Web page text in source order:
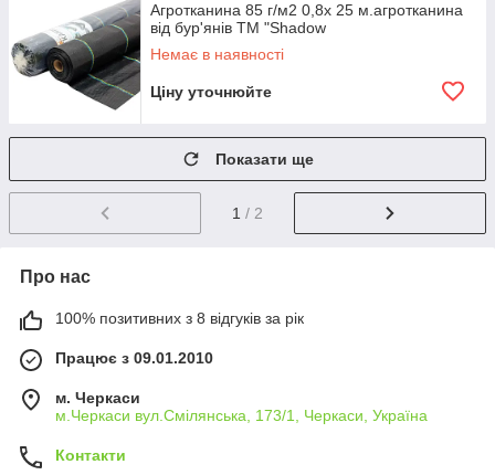
Агротканина 85 г/м2 0,8х 25 м.агротканина
від бур'янів ТМ "Shadow
Немає в наявності
Ціну уточнюйте
Показати ще
1 / 2
Про нас
100% позитивних з 8 відгуків за рік
Працює з 09.01.2010
м. Черкаси
м.Черкаси вул.Смілянська, 173/1, Черкаси, Україна
Контакти